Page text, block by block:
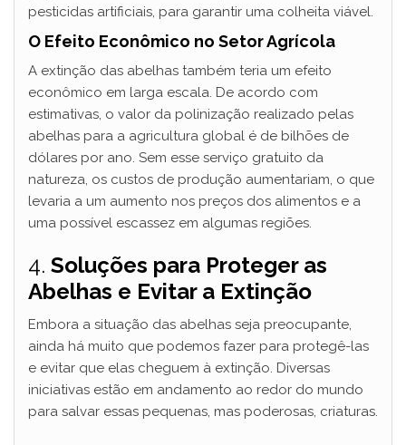
pesticidas artificiais, para garantir uma colheita viável.
O Efeito Econômico no Setor Agrícola
A extinção das abelhas também teria um efeito
econômico em larga escala. De acordo com
estimativas, o valor da polinização realizado pelas
abelhas para a agricultura global é de bilhões de
dólares por ano. Sem esse serviço gratuito da
natureza, os custos de produção aumentariam, o que
levaria a um aumento nos preços dos alimentos e a
uma possível escassez em algumas regiões.
4. Soluções para Proteger as
Abelhas e Evitar a Extinção
Embora a situação das abelhas seja preocupante,
ainda há muito que podemos fazer para protegê-las
e evitar que elas cheguem à extinção. Diversas
iniciativas estão em andamento ao redor do mundo
para salvar essas pequenas, mas poderosas, criaturas.